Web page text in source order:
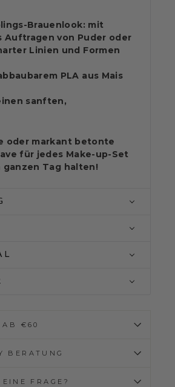
Brauenlook: mit
Auftragen von Puder oder
Linien und Formen
PLA aus Mais
sanften,
oder markant betonte
für jedes Make-up-Set
Tag halten!
AB €60
BERATUNG
FRAGE?